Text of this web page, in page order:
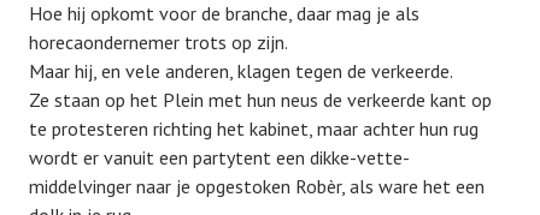
Hoe hij opkomt voor de branche, daar mag je als
horecaondernemer trots op zijn.
Maar hij, en vele anderen, klagen tegen de verkeerde.
Ze staan op het Plein met hun neus de verkeerde kant op
te protesteren richting het kabinet, maar achter hun rug
wordt er vanuit een partytent een dikke-vette-
middelvinger naar je opgestoken Robèr, als ware het een